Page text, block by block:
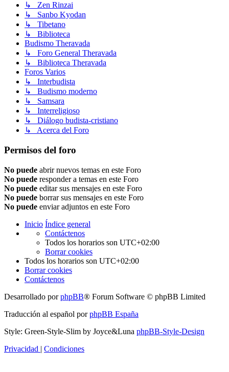
↳ Zen Rinzai
↳ Sanbo Kyodan
↳ Tibetano
↳ Biblioteca
Budismo Theravada
↳ Foro General Theravada
↳ Biblioteca Theravada
Foros Varios
↳ Interbudista
↳ Budismo moderno
↳ Samsara
↳ Interreligioso
↳ Diálogo budista-cristiano
↳ Acerca del Foro
Permisos del foro
No puede abrir nuevos temas en este Foro
No puede responder a temas en este Foro
No puede editar sus mensajes en este Foro
No puede borrar sus mensajes en este Foro
No puede enviar adjuntos en este Foro
Inicio Índice general
Contáctenos
Todos los horarios son UTC+02:00
Borrar cookies
Todos los horarios son UTC+02:00
Borrar cookies
Contáctenos
Desarrollado porphpBB® Forum Software © phpBB Limited
Traducción al español porphpBB España
Style: Green-Style-Slim by Joyce&Luna phpBB-Style-Design
Privacidad | Condiciones